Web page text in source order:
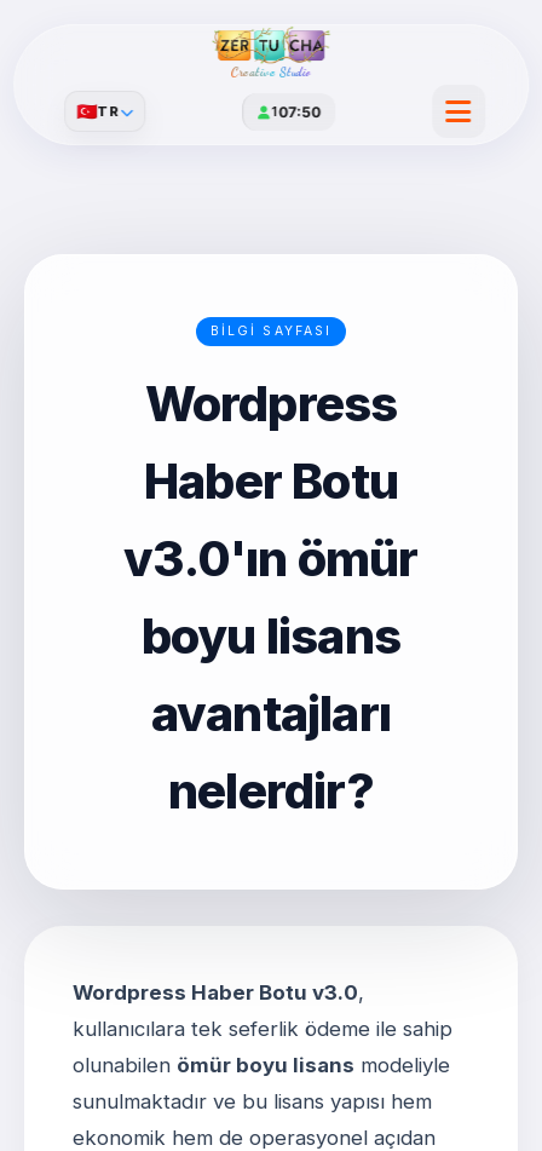
Creative Studio
107:50
🇹🇷TR
BILGI SAYFASI
Wordpress
Haber Botu
v3.0'ın ömür
boyu lisans
avantajları
nelerdir?
Wordpress Haber Botu v3.0,
kullanıcılara tek seferlik ödeme ile sahip
olunabilen ömür boyu lisans modeliyle
sunulmaktadır ve bu lisans yapısı hem
ekonomik hem de operasyonel açıdan